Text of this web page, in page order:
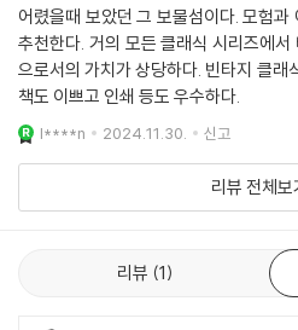
어렸을때 보았던 그 보물섬이다. 모험
추천한다. 거의 모든 클래식 시리즈에
으로서의 가치가 상당하다. 빈타지 클래
책도 이쁘고 인쇄 등도 우수하다.
l****n 2024.11.30. 신고
리뷰 전체보
리뷰 1